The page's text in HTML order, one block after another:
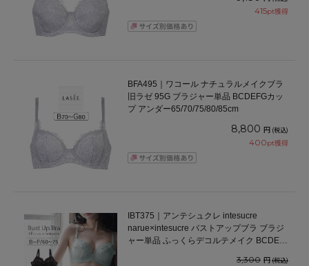
415pt獲得
BFA495｜ワコール ナチュラルメイクブラ
旧ラゼ 95G ブラジャー単品 BCDEFGカッ
プ アンダー65/70/75/80/85cm
8,800 円 (税込)
400pt獲得
IBT375｜アンテシュクレ intesucre
narue×intesucre バストアップブラ ブラジ
ャー単品 ふっくらデコルテメイク BCDEF
3,300 円(税込)